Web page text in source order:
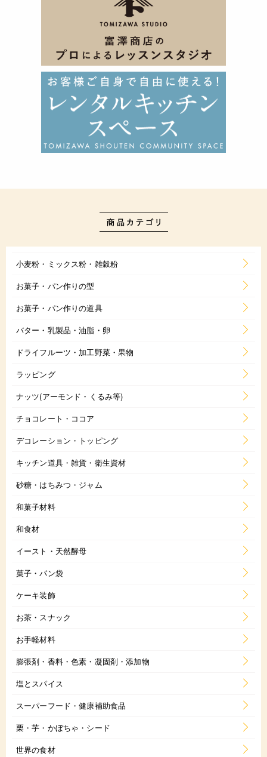
小麦粉・ミックス粉・雑穀粉
お菓子・パン作りの型
お菓子・パン作りの道具
バター・乳製品・油脂・卵
ドライフルーツ・加工野菜・果物
ラッピング
ナッツ(アーモンド・くるみ等)
チョコレート・ココア
デコレーション・トッピング
キッチン道具・雑貨・衛生資材
砂糖・はちみつ・ジャム
和菓子材料
和食材
イースト・天然酵母
菓子・パン袋
ケーキ装飾
お茶・スナック
お手軽材料
膨張剤・香料・色素・凝固剤・添加物
塩とスパイス
スーパーフード・健康補助食品
栗・芋・かぼちゃ・シード
世界の食材